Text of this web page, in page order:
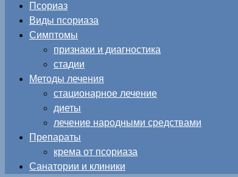
Псориаз
Виды псориаза
Симптомы
признаки и диагностика
стадии
Методы лечения
стационарное лечение
диеты
лечение народными средствами
Препараты
крема от псориаза
Санатории и клиники